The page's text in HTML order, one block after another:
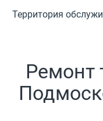
Территория
Ремонт